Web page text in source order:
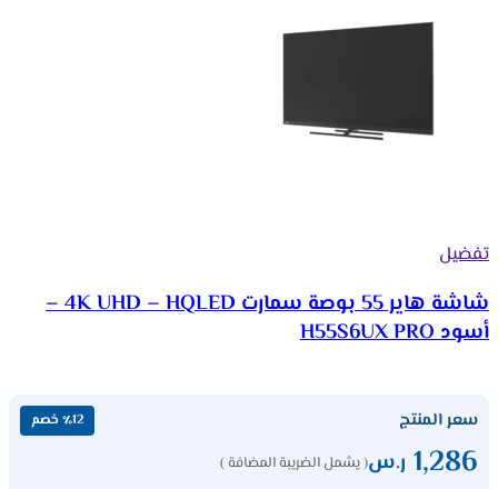
تفضيل
شاشة هاير 55 بوصة سمارت 4K UHD – HQLED –
أسود H55S6UX PRO
سعر المنتج ٪12 خصم
1,286 ر.س( يشمل الضريبة المضافة )